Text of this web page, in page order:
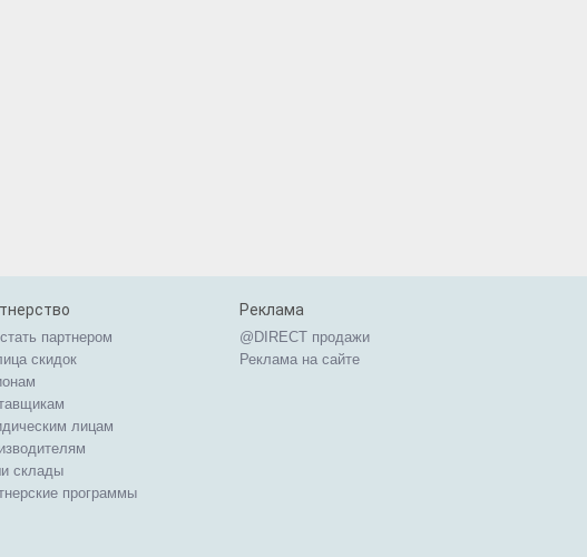
партнером
скидок
лицам
склады
программы
Реклама
@DIRECT продажи
Реклама на сайте